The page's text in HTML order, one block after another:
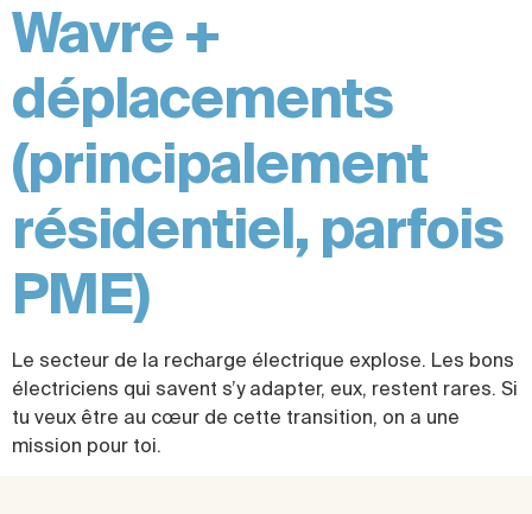
Wavre +
déplacements
(principalement
résidentiel, parfois
PME)
Le secteur de la recharge électrique explose. Les bons
électriciens qui savent s’y adapter, eux, restent rares. Si
tu veux être au cœur de cette transition, on a une
mission pour toi.